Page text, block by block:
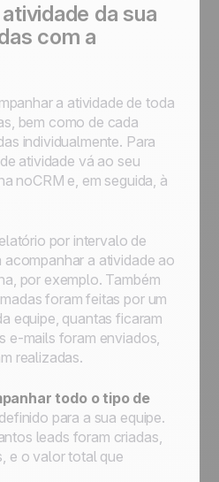
da sua
com a
a atividade de toda
bem como de cada
individualmente. Para
atividade vá ao seu
noCRM e, em seguida, à
por intervalo de
acompanhar a atividade ao
por exemplo. Também
foram feitas por um
equipe, quantas ficaram
e-mails foram enviados,
realizadas.
todo o tipo de
para a sua equipe.
leads foram criadas,
e o valor total que